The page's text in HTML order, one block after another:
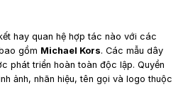
hay quan hệ hợp tác nào với các
gồm Michael Kors. Các mẫu dây
phát triển hoàn toàn độc lập. Quyền
ảnh, nhãn hiệu, tên gọi và logo thuộc